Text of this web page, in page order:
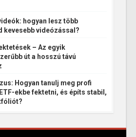
hogyan lesz több
kevesebb videózással?
– Az egyik
út a hosszú távú
Hogyan tanulj meg profi
ekbe fektetni, és építs stabil,